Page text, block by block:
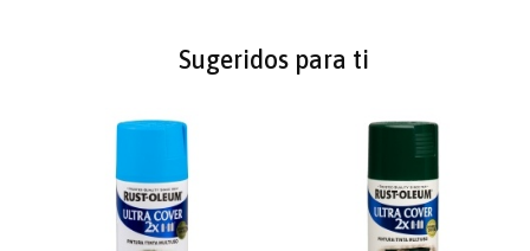
Sugeridos para ti